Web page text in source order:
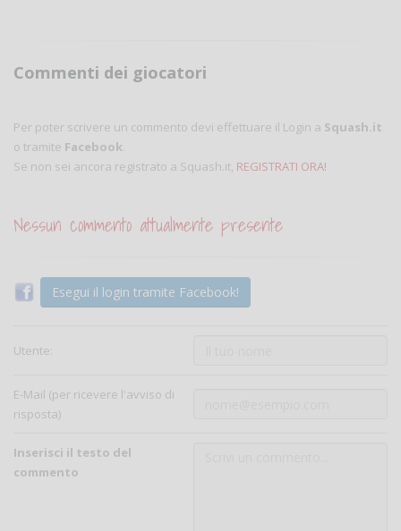
Commenti dei giocatori
Per poter scrivere un commento devi effettuare il Login a Squash.it
o tramite Facebook.
Se non sei ancora registrato a Squash.it, REGISTRATI ORA!
Nessun commento attualmente presente
Esegui il login tramite Facebook!
Utente:
E-Mail (per ricevere l'avviso di
risposta)
Inserisci il testo del
commento